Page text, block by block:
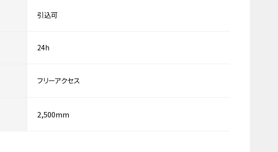
引込可
24h
フリーアクセス
2,500mm